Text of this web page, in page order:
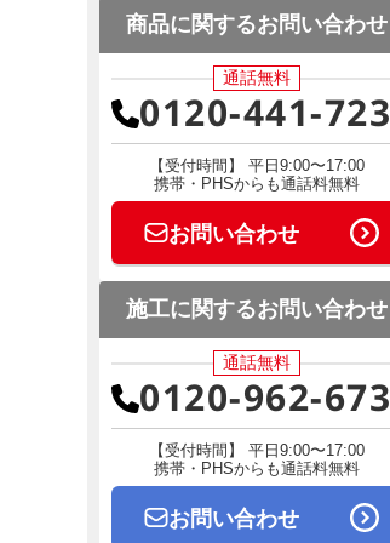
商品に関するお問い合わせ
通話無料
0120-441-723
【受付時間】 平日9:00〜17:00
携帯・PHSからも通話料無料
お問い合わせ
施工に関するお問い合わせ
通話無料
0120-962-673
【受付時間】 平日9:00〜17:00
携帯・PHSからも通話料無料
お問い合わせ